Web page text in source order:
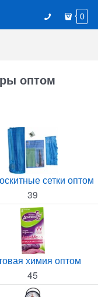
0
оптом
сетки оптом
39
химия оптом
45